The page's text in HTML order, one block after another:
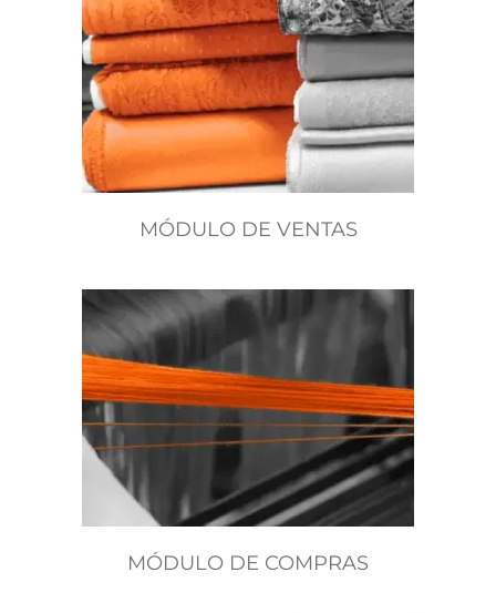
MÓDULO DE VENTAS
MÓDULO DE COMPRAS